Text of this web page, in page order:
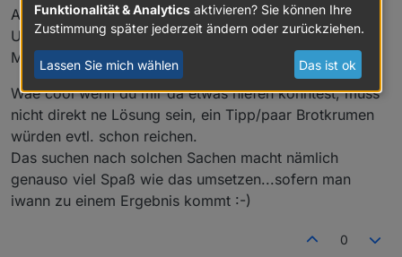
Aber ich finde leider nichts.
Und kenne mich auch einfach viel zu wenig mit derm
Materie Javascript, RSS, etc aus.
Wäe cool wenn du mir da etwas hlefen könntest, muss
nicht direkt ne Lösung sein, ein Tipp/paar Brotkrumen
würden evtl. schon reichen.
Das suchen nach solchen Sachen macht nämlich
genauso viel Spaß wie das umsetzen...sofern man
iwann zu einem Ergebnis kommt :-)
0
Funktionalität & Analytics aktivieren? Sie können Ihre
Zustimmung später jederzeit ändern oder zurückziehen.
Lassen Sie mich wählen Das ist ok